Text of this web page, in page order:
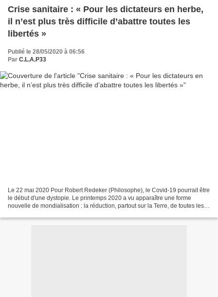
Crise sanitaire : « Pour les dictateurs en herbe,
il n’est plus très difficile d’abattre toutes les
libertés »
Publié le 28/05/2020 à 06:56
Par C.L.A.P33
Le 22 mai 2020 Pour Robert Redeker (Philosophe), le Covid-19 pourrait être
le début d'une dystopie. Le printemps 2020 a vu apparaître une forme
nouvelle de mondialisation : la réduction, partout sur la Terre, de toutes les